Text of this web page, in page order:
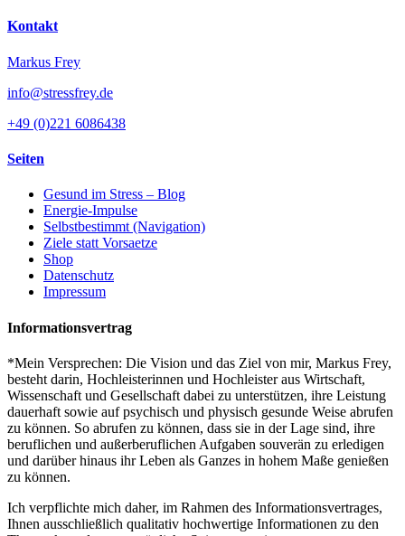
Kontakt
Markus Frey
info@stressfrey.de
+49 (0)221 6086438
Seiten
Gesund im Stress – Blog
Energie-Impulse
Selbstbestimmt (Navigation)
Ziele statt Vorsaetze
Shop
Datenschutz
Impressum
Informationsvertrag
*Mein Versprechen: Die Vision und das Ziel von mir, Markus Frey,
besteht darin, Hochleisterinnen und Hochleister aus Wirtschaft,
Wissenschaft und Gesellschaft dabei zu unterstützen, ihre Leistung
dauerhaft sowie auf psychisch und physisch gesunde Weise abrufen
zu können. So abrufen zu können, dass sie in der Lage sind, ihre
beruflichen und außerberuflichen Aufgaben souverän zu erledigen
und darüber hinaus ihr Leben als Ganzes in hohem Maße genießen
zu können.
Ich verpflichte mich daher, im Rahmen des Informationsvertrages,
Ihnen ausschließlich qualitativ hochwertige Informationen zu den